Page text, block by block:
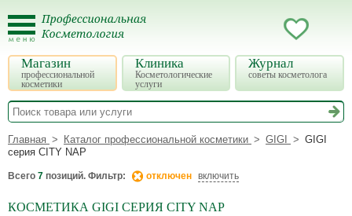
Магазин
профессиональной
косметики
Клиника
Косметологические
услуги
Журнал
советы косметолога
Главная Каталог профессиональной косметики GIGI
GIGI
серия CITY NAP
Всего 7 позиций. Фильтр: отключен включить
КОСМЕТИКА GIGI СЕРИЯ CITY NAP